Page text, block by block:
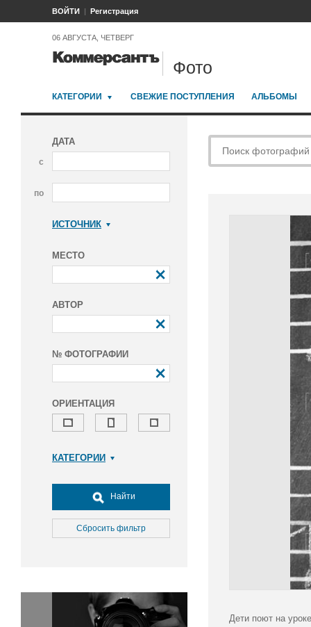
ВОЙТИ Регистрация
06 АВГУСТА, ЧЕТВЕРГ
Фото
КАТЕГОРИИ СВЕЖИЕ ПОСТУПЛЕНИЯ АЛЬБОМЫ
ДАТА
с
по
ИСТОЧНИК
МЕСТО
АВТОР
№ ФОТОГРАФИИ
ОРИЕНТАЦИЯ
КАТЕГОРИИ
Досуг, туризм и отдых
Культура
Медицина
Окружающая среда
Политика
Найти
Сбросить фильтр
Дети поют на